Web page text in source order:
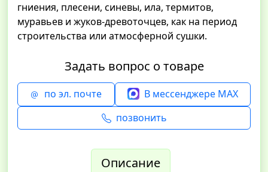
гниения, плесени, синевы, ила, термитов,
муравьев и жуков-древоточцев, как на период
строительства или атмосферной сушки.
Задать вопрос о товаре
по эл. почте
В мессенджере MAX
позвонить
Описание